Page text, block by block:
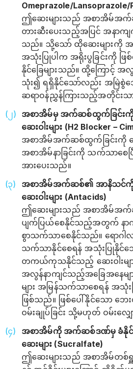
Omeprazole/
ဤဆေးများသည် အစာအိမ်အ
တားဆီးပေးသည့်အပြင် အနာကျ
သည်။ သို့သော် ထိုဆေးများကို အ
အသုံးပြုပါက အရိုးပွခြင်းကို ဖြစ်
နိုင်ခြေများသည်။ ထို့ကြော
သုံး၍ ရရှိနိုင်သော်လည်း အမြဲစွဲ
ဆရာဝန်ညွှန်ကြားသည့်အတိုင်း
အစာအိမ်မှ အက်ဆစ်ထွက်ခြင်းကို
ဆေးဝါးများ (H2 Blocker –
အစာအိမ်အက်ဆစ်ထွက်ခြင်းကို လျ
အစာအိမ်နာခြင်းကို သက်သာစေပ
အားပေးသည်။
အစာအိမ်အက်ဆစ်၏ အာနိသင်ကို
ဆေးဝါးများ (Antacids)
ဤဆေးများသည် အစာအိမ်အ
ပျက်ပြယ်စေနိုင်သည့်အတွက် နာက
စွာသက်သာစေနိုင်သည်။ ရောဂါလက္
သက်သာနိုင်စေရန် အသုံးပြုနိုင်သ
တကယ်ကုသနိုင်သည့် ဆေးဝါးမျာ
အလွန်နာကျင်သည့်အခြေအနေမျ
များ အမြန်သက်သာစေရန် အသုံး
ဖြစ်သည်။ ဖြစ်ပေါ်နိုင်သော ဘေ
ဝမ်းချုပ်ခြင်း သို့မဟုတ် ဝမ်းလျှ
အစာအိမ်ကို အက်ဆစ်ဒဏ်မှ ခံနို
ဆေးများ (Sucralfate)
ဤဆေးများသည် အစာအိမ်တစ်ရှူ